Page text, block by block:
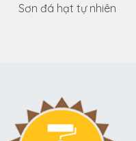
Sơn đá hạt tự nhiên